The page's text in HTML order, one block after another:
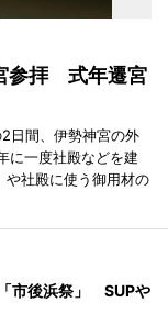
参拝 式年遷宮
日間、伊勢神宮の外
に一度社殿などを建
や社殿に使う御用材の
市後浜祭」 SUPや